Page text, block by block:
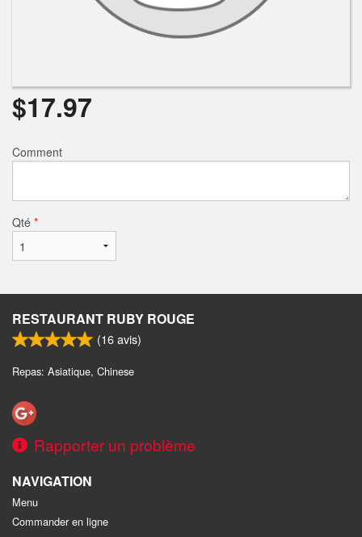
$17.97
Comment
Qté *
RESTAURANT RUBY ROUGE
(16avis)
Repas: Asiatique, Chinese
Rapporter un problème
NAVIGATION
Menu
Commander en ligne